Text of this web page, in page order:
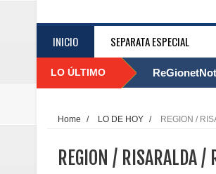
INICIO SEPARATA ESPECIAL
LO ÚLTIMO
Home / LO DE HOY / REGION /
REGION /